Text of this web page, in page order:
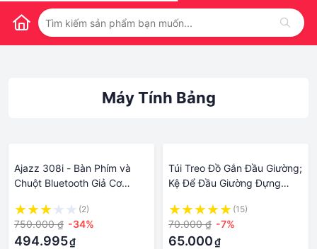
Máy Tính Bảng
Ajazz 308i - Bàn Phím và
Chuột Bluetooth Giả Cơ
Máy Tính Bàn Laptop, Điện
Thoại, Máy Tính Bảng
(2)
750.000 ₫ -34%
494.995₫
Túi Treo Đồ Gắn Đầu Giường;
Kệ Để Đầu Giường Đựng
Cất Gọn Sạc, Phụ Kiện
(15)
70.000 ₫ -7%
65.000₫